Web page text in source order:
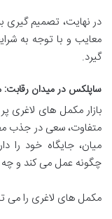
در نهایت، تصمیم گیری
معایب و با توجه به
گیرد.
ساپلکس در میدان رقابت:
بازار مکمل های لاغری
متفاوت، سعی در جذب
میان، جایگاه خود را
چگونه عمل می کند و چه
مکمل های لاغری را می